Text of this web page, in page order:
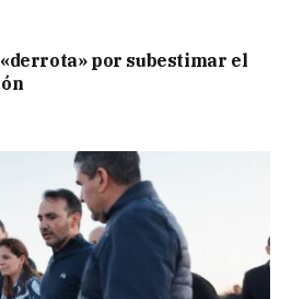
por subestimar el